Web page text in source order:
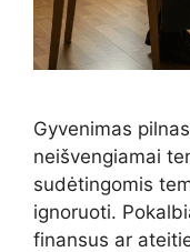
Gyvenimas
neišvengiamai
sudėtingomis
ignoruoti.
finansus ar